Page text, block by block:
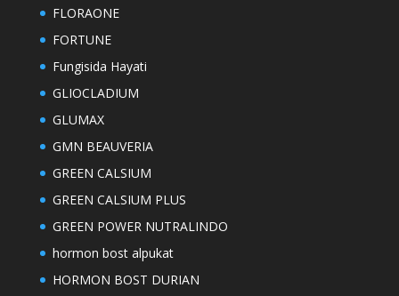
FLORAONE
FORTUNE
Fungisida Hayati
GLIOCLADIUM
GLUMAX
GMN BEAUVERIA
GREEN CALSIUM
GREEN CALSIUM PLUS
GREEN POWER NUTRALINDO
hormon bost alpukat
HORMON BOST DURIAN